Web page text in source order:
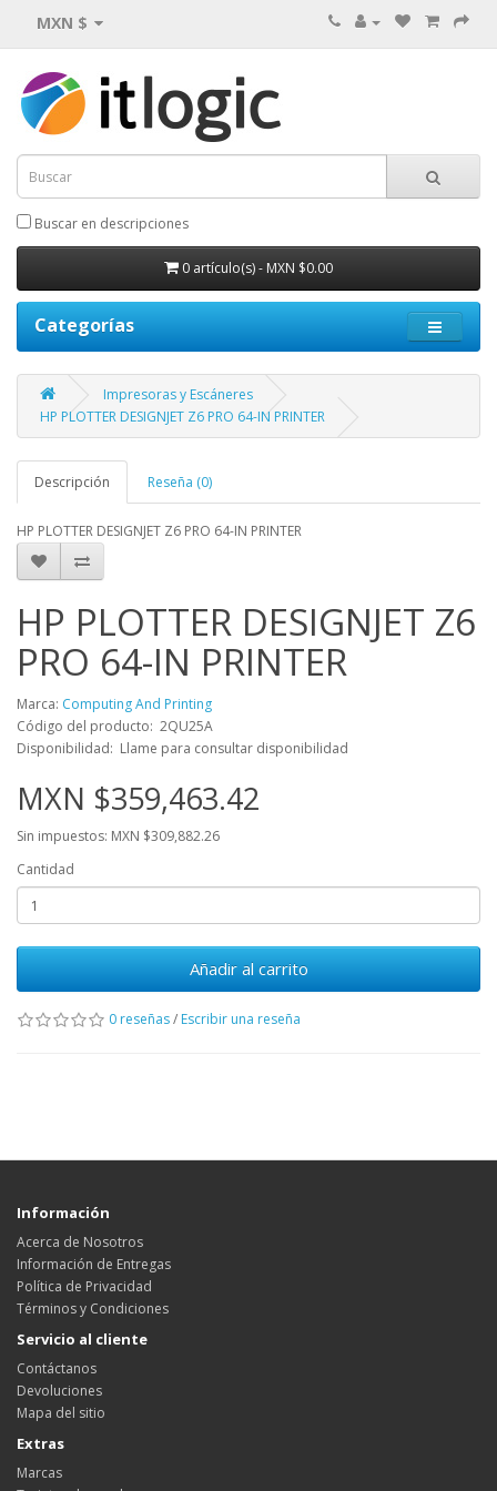
MXN $
Buscar en descripciones
0 artículo(s) - MXN $0.00
Categorías
Impresoras y Escáneres
HP PLOTTER DESIGNJET Z6 PRO 64-IN PRINTER
Descripción Reseña (0)
HP PLOTTER DESIGNJET Z6 PRO 64-IN PRINTER
HP PLOTTER DESIGNJET Z6
PRO 64-IN PRINTER
Marca: Computing And Printing
Código del producto: 2QU25A
Disponibilidad: Llame para consultar disponibilidad
MXN $359,463.42
Sin impuestos: MXN $309,882.26
Cantidad
Añadir al carrito
0 reseñas/ Escribir una reseña
Información
Acerca de Nosotros
Información de Entregas
Política de Privacidad
Términos y Condiciones
Servicio al cliente
Contáctanos
Devoluciones
Mapa del sitio
Extras
Marcas